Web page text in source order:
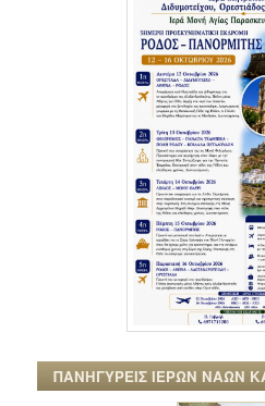
ΠΑΝΗΓΥΡΕΙΣ ΙΕΡΩΝ ΝΑΩΝ